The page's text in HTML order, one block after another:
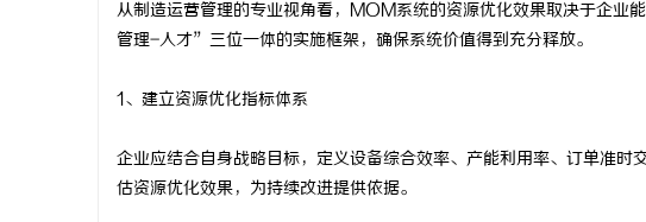
从制造运营管理的专业视角看，MOM系统的资源优化效果取决于企
管理-人才”三位一体的实施框架，确保系统价值得到充分释放。
1、建立资源优化指标体系
企业应结合自身战略目标，定义设备综合效率、产能利用率、订单准
估资源优化效果，为持续改进提供依据。